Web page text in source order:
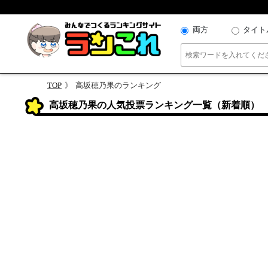
両方 タイト
TOP 高坂穂乃果のランキング
高坂穂乃果の人気投票ランキング一覧（新着順）